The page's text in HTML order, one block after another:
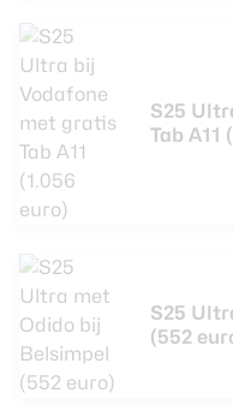
S25
Tab A11
S25
(552